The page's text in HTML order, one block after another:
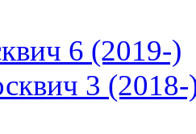
6 (2019-)
3 (2018-